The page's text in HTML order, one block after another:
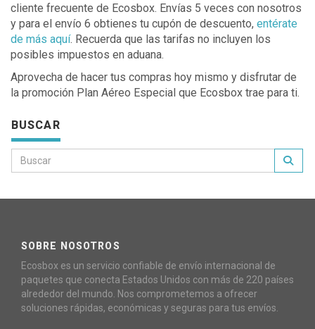
cliente frecuente de Ecosbox. Envías 5 veces con nosotros
y para el envío 6 obtienes tu cupón de descuento, entérate
de más aquí. Recuerda que las tarifas no incluyen los
posibles impuestos en aduana.
Aprovecha de hacer tus compras hoy mismo y disfrutar de
la promoción Plan Aéreo Especial que Ecosbox trae para ti.
BUSCAR
SOBRE NOSOTROS
Ecosbox es un servicio confiable de envío internacional de
paquetes que conecta Estados Unidos con más de 220 países
alrededor del mundo. Nos comprometemos a ofrecer
soluciones rápidas, económicas y seguras para tus envíos.